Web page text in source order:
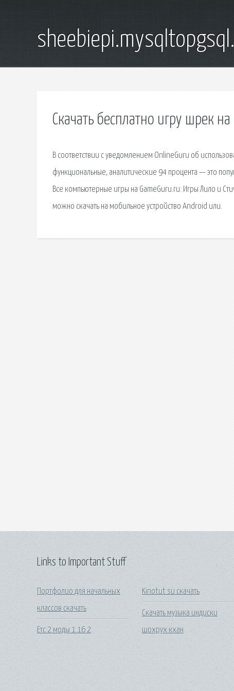
Скачать бесплатно игру шрек
В соответствии с уведомлением OnlineGuru об
функциональные, аналитические 94 процента — это
Все компьютерные игры на GameGuru.ru: Игры Лило и
можно скачать на мобильное устройство Android или.
Links to Important Stuff
Портфолио для начальных
классов скачать
Етс 2 моды 1 16 2
Kinotut su скачать
Скачать музыка индиски
шохрух кхан